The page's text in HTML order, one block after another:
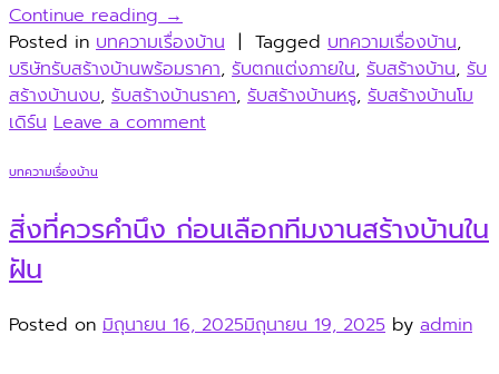
Continue reading →
Posted in บทความเรื่องบ้าน | Tagged บทความเรื่องบ้าน,
บริษัทรับสร้างบ้านพร้อมราคา, รับตกแต่งภายใน, รับสร้างบ้าน, รับ
สร้างบ้านงบ, รับสร้างบ้านราคา, รับสร้างบ้านหรู, รับสร้างบ้านโม
เดิร์น Leave a comment
บทความเรื่องบ้าน
สิ่งที่ควรคำนึง ก่อนเลือกทีมงานสร้างบ้านใน
ฝัน
Posted on มิถุนายน 16, 2025มิถุนายน 19, 2025 by admin